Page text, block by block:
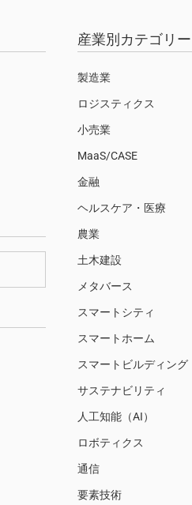
産業別カテゴリー
製造業
ロジスティクス
小売業
MaaS/CASE
金融
ヘルスケア・医療
農業
土木建設
メタバース
スマートシティ
スマートホーム
スマートビルディング
サステナビリティ
人工知能（AI）
ロボティクス
通信
要素技術